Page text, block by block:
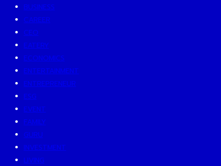
BUSINESS
CAREER
CEO
EATERY
ECONOMICS
ENTERTAINMENT
ENTREPRENEUR
ESG
EVENT
FAMILY
GURU
INVESTMENT
LIVING